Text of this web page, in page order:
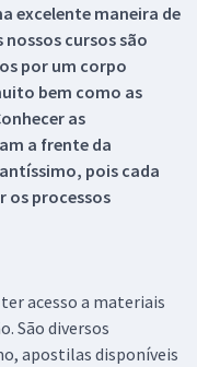
excelente maneira de
cursos são
por um corpo
bem como as
as
a frente da
pois cada
os processos
acesso a materiais
São diversos
apostilas disponíveis